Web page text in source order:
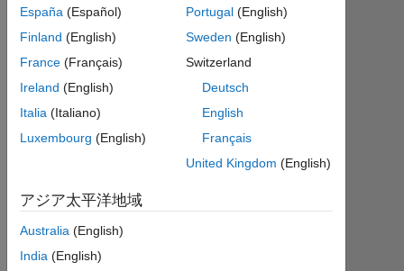
Followers:
Following:
メ
ッ
ー
Disclaimer:
España (Español)
Finland (English)
France (Français)
Ireland (English)
Italia (Italiano)
Luxembourg (English)
Portugal (English)
Sweden (English)
Switzerland
Deutsch
English
Français
United Kingdom (English)
アジア太平洋地域
Australia (English)
India (English)